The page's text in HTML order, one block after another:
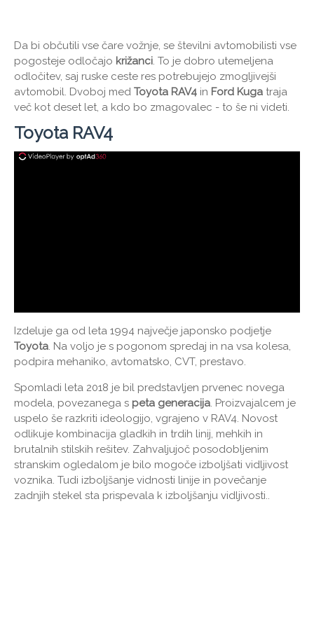
Da bi občutili vse čare vožnje, se številni avtomobilisti vse
pogosteje odločajo križanci. To je dobro utemeljena
odločitev, saj ruske ceste res potrebujejo zmogljivejši
avtomobil. Dvoboj med Toyota RAV4 in Ford Kuga traja
več kot deset let, a kdo bo zmagovalec - to še ni videti.
Toyota RAV4
Izdeluje ga od leta 1994 največje japonsko podjetje
Toyota . Na voljo je s pogonom spredaj in na vsa kolesa,
podpira mehaniko, avtomatsko, CVT, prestavo.
Spomladi leta 2018 je bil predstavljen prvenec novega
modela, povezanega s peta generacija . Proizvajalcem je
uspelo še razkriti ideologijo, vgrajeno v RAV4. Novost
odlikuje kombinacija gladkih in trdih linij, mehkih in
brutalnih stilskih rešitev. Zahvaljujoč posodobljenim
stranskim ogledalom je bilo mogoče izboljšati vidljivost
voznika. Tudi izboljšanje vidnosti linije in povečanje
zadnjih stekel sta prispevala k izboljšanju vidljivosti..